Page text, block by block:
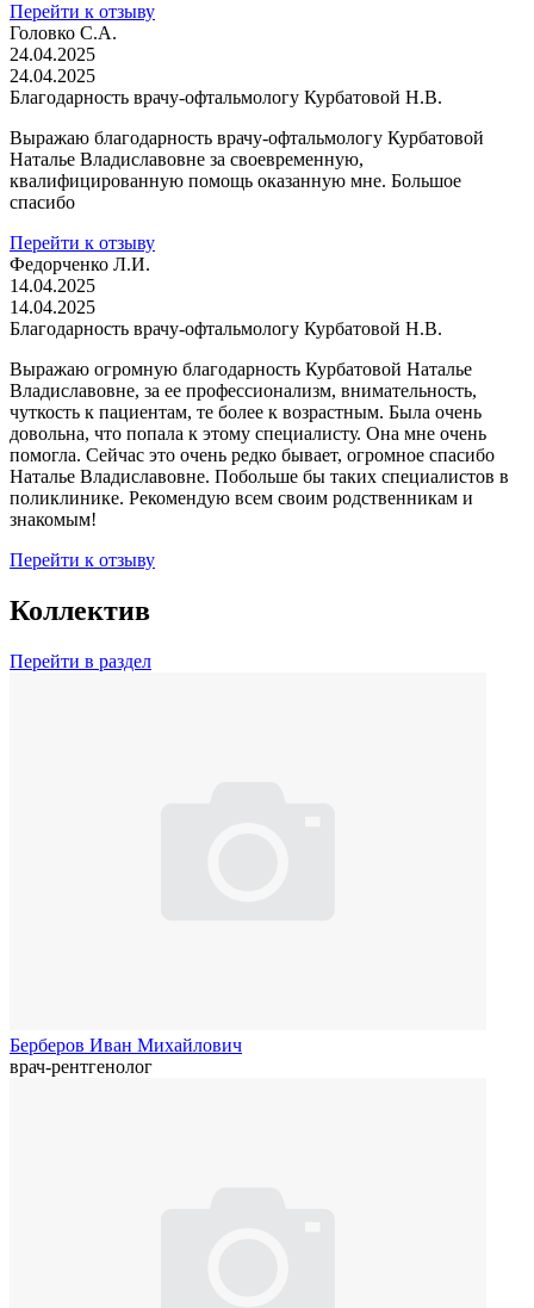
Перейти к отзыву
Головко С.А.
24.04.2025
24.04.2025
Благодарность врачу-офтальмологу Курбатовой Н.В.
Выражаю благодарность врачу-офтальмологу Курбатовой
Наталье Владиславовне за своевременную,
квалифицированную помощь оказанную мне. Большое
спасибо
Перейти к отзыву
Федорченко Л.И.
14.04.2025
14.04.2025
Благодарность врачу-офтальмологу Курбатовой Н.В.
Выражаю огромную благодарность Курбатовой Наталье
Владиславовне, за ее профессионализм, внимательность,
чуткость к пациентам, те более к возрастным. Была очень
довольна, что попала к этому специалисту. Она мне очень
помогла. Сейчас это очень редко бывает, огромное спасибо
Наталье Владиславовне. Побольше бы таких специалистов в
поликлинике. Рекомендую всем своим родственникам и
знакомым!
Перейти к отзыву
Коллектив
Перейти в раздел
Берберов Иван Михайлович
врач-рентгенолог